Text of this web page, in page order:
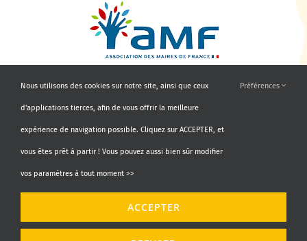
© Copyright 2010 - 2026 | AMF66 | Tous droits réservés |
Nous utilisons des cookies sur notre site, ainsi que ceux
d'applications tierces, afin de vous offrir la meilleure
expérience de navigation possible. Cliquez sur ACCEPTER, et
vous êtes prêt à partir ! Vous pouvez aussi bien sûr modifier
vos paramètres à tout moment >>
Préférences
ACCEPTER